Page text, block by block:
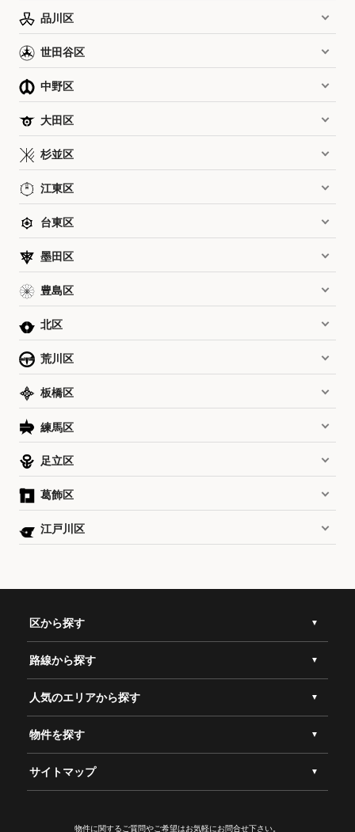
品川区
世田谷区
中野区
大田区
杉並区
江東区
台東区
墨田区
豊島区
北区
荒川区
板橋区
練馬区
足立区
葛飾区
江戸川区
区から探す
路線から探す
人気のエリアから探す
物件を探す
サイトマップ
物件に関するご質問やご希望はお気軽にお問合せ下さい。